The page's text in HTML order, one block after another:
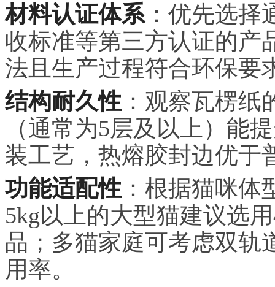
材料认证体系：优先选择
收标准等第三方认证的产
法且生产过程符合环保要
结构耐久性 ：观察瓦楞
（通常为5层及以上）能
装工艺，热熔胶封边优于
功能适配性 ：根据猫咪体
5kg以上的大型猫建议选
品；多猫家庭可考虑双轨
用率。